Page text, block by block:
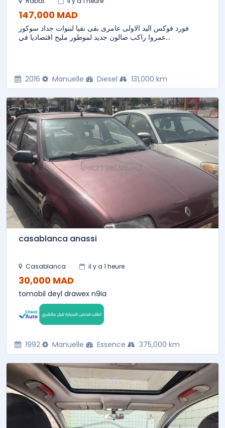
147,000 MAD
فورد فوكس اليد الاولى عامرى بقى نقيا لبنوات جداد سوكور
عمروا راكب صالون جديد لموطور مليح اقتصاديا في...
2016 Manuelle Diesel 131,000 km
casablanca anassi
Casablanca il y a 1 heure
30,000 MAD
tomobil deyl drawex n9ia
1992 Manuelle Essence 375,000 km